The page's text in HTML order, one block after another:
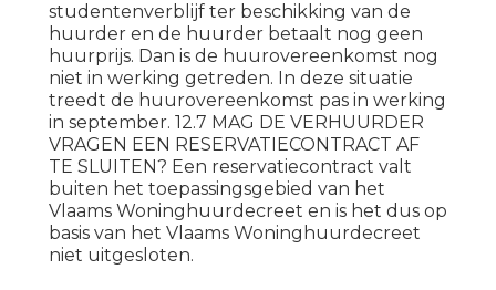
studentenverblijf ter beschikking van de
huurder en de huurder betaalt nog geen
huurprijs. Dan is de huurovereenkomst nog
niet in werking getreden. In deze situatie
treedt de huurovereenkomst pas in werking
in september. 12.7 MAG DE VERHUURDER
VRAGEN EEN RESERVATIECONTRACT AF
TE SLUITEN? Een reservatiecontract valt
buiten het toepassingsgebied van het
Vlaams Woninghuurdecreet en is het dus op
basis van het Vlaams Woninghuurdecreet
niet uitgesloten.